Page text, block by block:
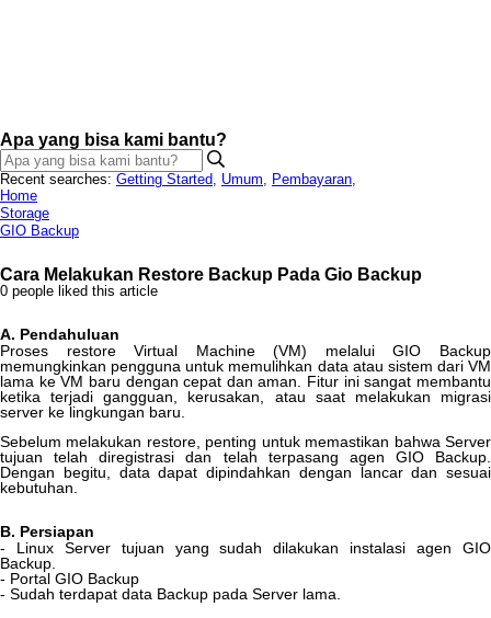
Apa yang bisa kami bantu?
Recent searches: Getting Started, Umum, Pembayaran,
Home
Storage
GIO Backup
Cara Melakukan Restore Backup Pada Gio Backup
0 people liked this article
A. Pendahuluan
Proses
restore Virtual Machine (VM) melalui GIO
Backup
memungkinkan pengguna untuk memulihkan data atau sistem dari VM
lama ke VM baru dengan cepat dan aman Fitur ini sangat membantu
ketika
terjadi gangguan kerusakan atau saat melakukan
migrasi
server ke lingkungan baru
Sebelum melakukan restore, penting untuk memastikan bahwa Server
tujuan
telah diregistrasi dan telah terpasang agen GIO Backup
Dengan
begitu data dapat dipindahkan dengan lancar dan sesuai
kebutuhan
B. Persiapan
-
Linux Server tujuan yang sudah dilakukan instalasi agen
GIO
Backup
- Portal GIO Backup
- Sudah terdapat data Backup pada Server lama